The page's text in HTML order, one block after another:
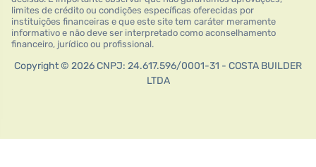
limites de crédito ou condições específicas oferecidas por
instituições financeiras e que este site tem caráter meramente
informativo e não deve ser interpretado como aconselhamento
financeiro, jurídico ou profissional.
Copyright © 2026 CNPJ: 24.617.596/0001-31 - COSTA BUILDER
LTDA